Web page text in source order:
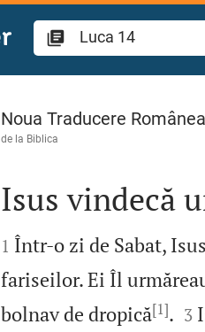
Luca 14
Noua Traducere
de la Biblica

Isus vindecă

1 Într‑o zi de Sabat,
fariseilor. Ei Îl
bolnav de dropică[1].
3